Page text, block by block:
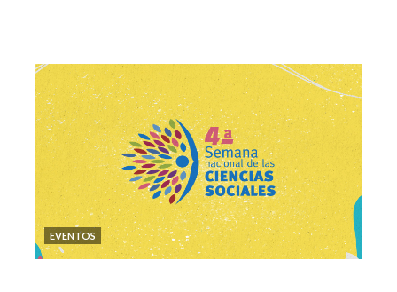
EVENTOS